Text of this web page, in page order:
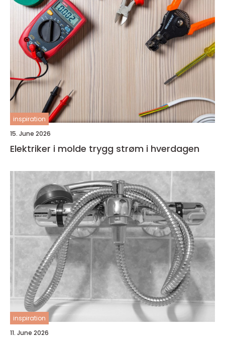
inspiration
15. June 2026
Elektriker i molde trygg strøm i hverdagen
inspiration
11. June 2026